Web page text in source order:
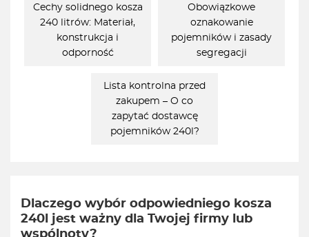
Cechy solidnego kosza
240 litrów: Materiał,
konstrukcja i
odporność
Obowiązkowe
oznakowanie
pojemników i zasady
segregacji
Lista kontrolna przed
zakupem – O co
zapytać dostawcę
pojemników 240l?
Dlaczego wybór odpowiedniego kosza
240l jest ważny dla Twojej firmy lub
wspólnoty?